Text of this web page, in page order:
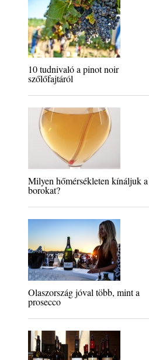
10 tudnivaló a pinot noir
szőlőfajtáról
Milyen hőmérsékleten kínáljuk a
borokat?
Olaszország jóval több, mint a
prosecco